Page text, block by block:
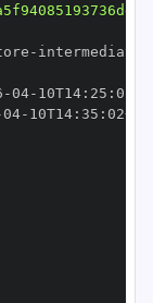
-
-04- 10T14: 25 :
04- 10T14: 35 : 02+00